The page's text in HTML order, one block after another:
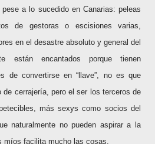
a lo sucedido en Canarias: peleas
de gestoras o escisiones varias,
en el desastre absoluto y general del
están encantados porque tienen
de convertirse en “llave”, no es que
de cerrajería, pero el ser los terceros de
más sexys como socios del
naturalmente no pueden aspirar a la
míos facilita mucho las cosas.